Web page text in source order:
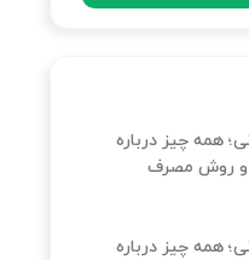
همه چیز درباره
و روش مصرف
همه چیز درباره